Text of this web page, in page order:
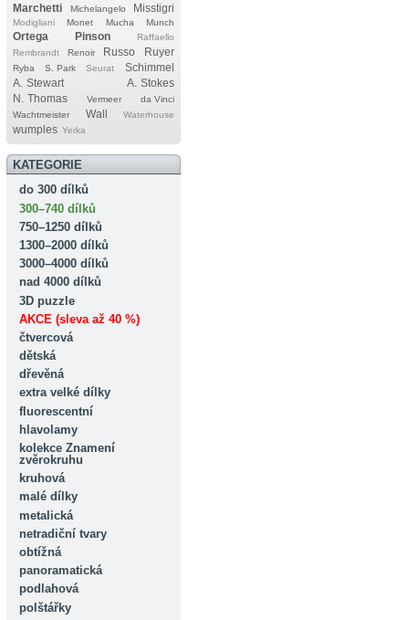
Marchetti Michelangelo Misstigri
Modigliani Monet Mucha Munch
Ortega Pinson
Raffaello
Rembrandt
Renoir Russo Ruyer
Ryba S. Park Seurat
Schimmel
A. Stewart
A. Stokes
N. Thomas
Vermeer
da Vinci
Wachtmeister
Wall Waterhouse
wumples Yerka
KATEGORIE
do 300 dílků
300–740 dílků
750–1250 dílků
1300–2000 dílků
3000–4000 dílků
nad 4000 dílků
3D puzzle
AKCE (sleva až 40 %)
čtvercová
dětská
dřevěná
extra velké dílky
fluorescentní
hlavolamy
kolekce Znamení
zvěrokruhu
kruhová
malé dílky
metalická
netradiční tvary
obtížná
panoramatická
podlahová
polštářky